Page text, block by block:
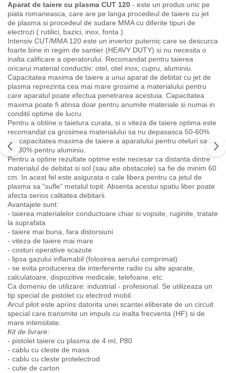
Aparat de taiere cu plasma CUT 120 - este un produs unic pe
piata romaneasca, care are pe langa procedeul de taiere cu jet
de plasma si procedeul de sudare MMA cu diferite tipuri de
electrozi ( rutilici, bazici, inox, fonta ).
Intensiv CUT/MMA 120 este un invertor puternic care se descurca
foarte bine in regim de santier (HEAVY DUTY) si nu necesita o
inalta calificare a operatorului. Recomandat pentru taierea
oricarui material conductiv: otel, otel inox, cupru, aluminiu.
Capacitatea maxima de taiere a unui aparat de debitat cu jet de
plasma reprezinta cea mai mare grosime a materialului pentru
care aparatul poate efectua penetrarea acestuia. Capacitatea
maxima poate fi atinsa doar pentru anumite materiale si numai in
conditii optime de lucru.
Pentru a obtine o taietura curata, si o viteza de taiere optima este
recomandat ca grosimea materialului sa nu depasasca 50-60%
din capacitatea maxima de taiere a aparatului pentru oteluri sau
25-30% pentru aluminiu.
Pentru a optine rezultate optime este necesar ca distanta dintre
materialul de debitat si sol (sau alte obstacole) sa fie de minim 60
cm. In acest fel este asigurata o cale libera pentru ca jetul de
plasma sa "sufle" metalul topit. Absenta acestui spatiu liber poate
afecta serios calitatea debitarii.
Avantajele sunt:
- taierea materialelor conductoare chiar si vopsite, ruginite, tratate
la suprafata
- taiere mai buna, fara distorsiuni
- viteza de taiere mai mare
- costuri operative scazute
- lipsa gazului inflamabil (folosirea aerului comprimat)
- se evita producerea de interferente radio cu alte aparate,
calculatoare, dispozitive medicale, telefoane, etc.
Ca domeniu de utilizare: industrial - profesional. Se utilizeaza un
tip special de pistolet cu electrod mobil.
Arcul pilot este aprins datorita unei scantei eliberate de un circuit
special care transmite un impuls cu inalta frecventa (HF) si de
mare intensitate.
Kit de livrare:
- pistolet taiere cu plasma de 4 ml, P80
- cablu cu cleste de masa
- cablu cu cleste protelectrod
- cutie de carton